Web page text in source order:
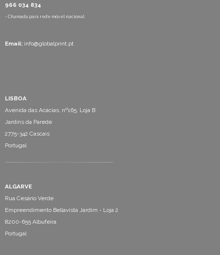
966 034 834
- Chamada para rede móvel nacional
Email: info@globalprint.pt
LISBOA
Avenida das Acácias, nº165, Loja B
Jardins da Parede
2775-342 Cascais
Portugal
ALGARVE
Rua Cesário Verde
Empreendimento Bellavista Jardim - Loja 2
8200-655 Albufeira
Portugal